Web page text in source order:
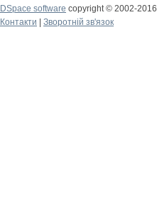
DSpace software copyright © 2002-2016
Контакти
Зворотній зв'язок